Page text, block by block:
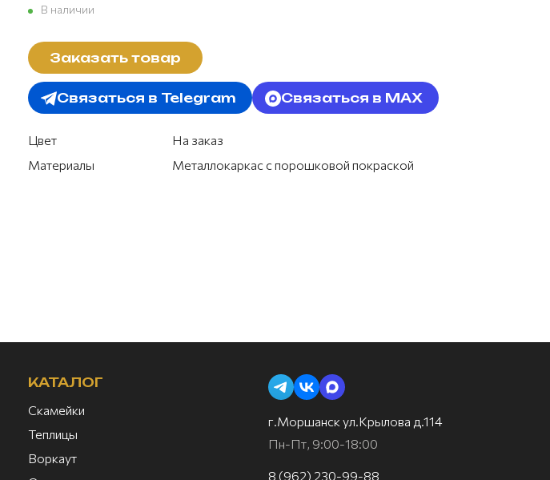
В наличии
Заказать товар
Связаться в Telegram Связаться в MAX
Цвет
На заказ
Материалы
Металлокаркас с порошковой покраской
КАТАЛОГ
Скамейки
Теплицы
Воркаут
г.Моршанск ул.Крылова д.114
Пн-Пт, 9:00-18:00
8 (962) 230-99-88